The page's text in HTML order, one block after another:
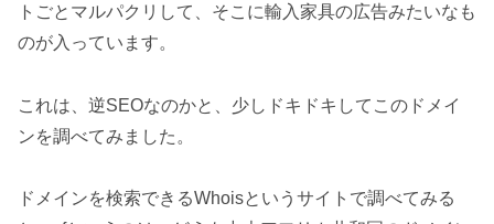
トごとマルパクリして、そこに輸入家具の広告みたいなも
のが入っています。
これは、逆SEOなのかと、少しドキドキしてこのドメイ
ンを調べてみました。
ドメインを検索できるWhoisというサイトで調べてみる